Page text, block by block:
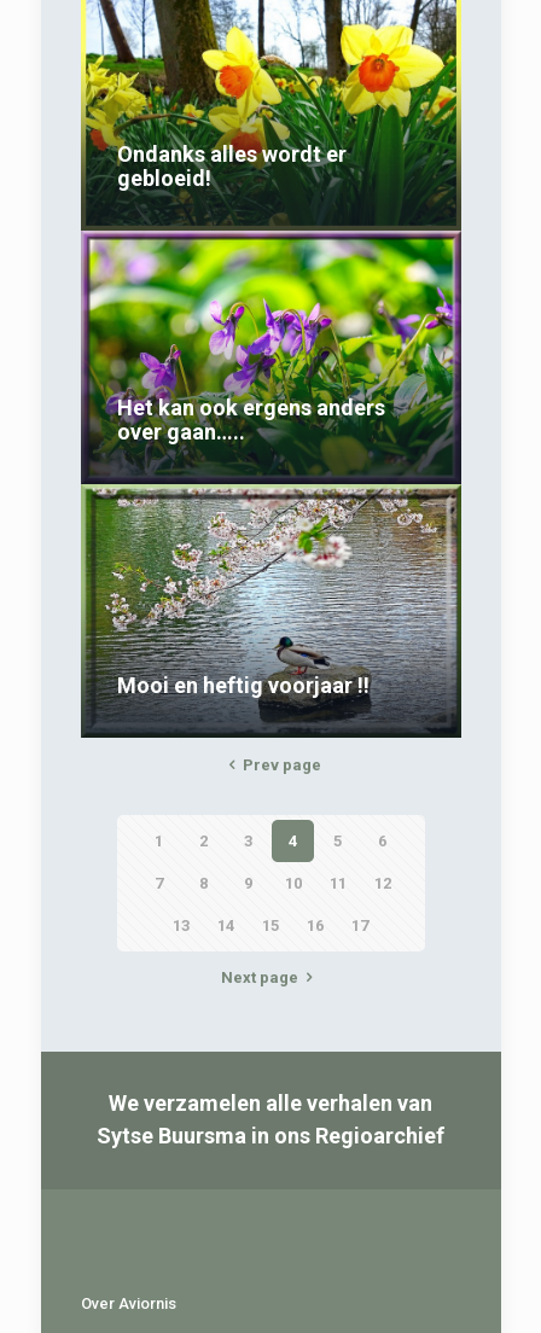
Ondanks alles wordt er
gebloeid!
Het kan ook ergens anders
over gaan…..
Mooi en heftig voorjaar !!
Prev page
1 2 3 4 5 6
7 8 9 10 11 12
13 14 15 16 17
Next page
We verzamelen alle verhalen van
Sytse Buursma in ons Regioarchief
Over Aviornis